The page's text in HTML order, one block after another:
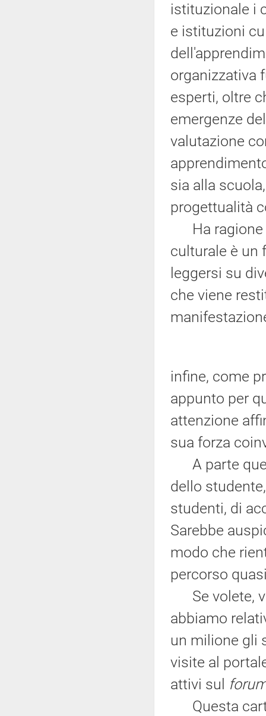
istituzionale i
e istituzioni
organizzativa
esperti, oltre
emergenze
valutazione
sia alla
progettualità
Ha ragione
culturale è un
leggersi su
che viene
infine, come
appunto per
attenzione
sua forza
A parte
dello
studenti, di
Sarebbe
modo che
percorso
Se volete,
abbiamo
un milione gli
visite al
attivi sul
Questa